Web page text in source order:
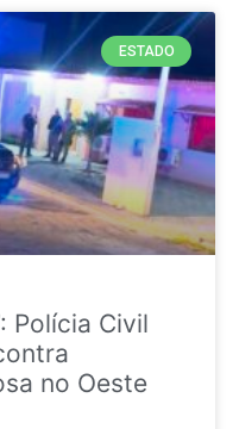
ESTADO
Polícia Civil
no Oeste